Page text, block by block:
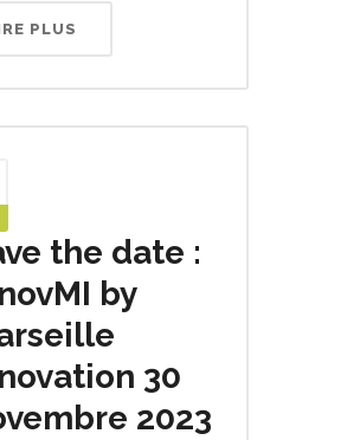
PLUS
the date :
by
30
2023